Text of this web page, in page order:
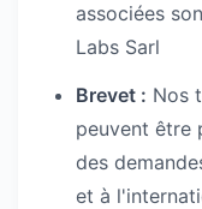
associées
Labs Sarl
Brevet : Nos
peuvent être
des
et à